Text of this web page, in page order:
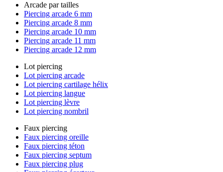
Arcade par tailles
Piercing arcade 6 mm
Piercing arcade 8 mm
Piercing arcade 10 mm
Piercing arcade 11 mm
Piercing arcade 12 mm
Lot piercing
Lot piercing arcade
Lot piercing cartilage hélix
Lot piercing langue
Lot piercing lèvre
Lot piercing nombril
Faux piercing
Faux piercing oreille
Faux piercing téton
Faux piercing septum
Faux piercing plug